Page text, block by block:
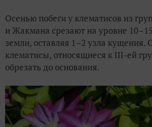
Осенью побеги у клематисов из
и Жакмана срезают на уровне
земли, оставляя 1–2 узла кущения.
клематисы, относящиеся к III-ей
обрезать до основания.